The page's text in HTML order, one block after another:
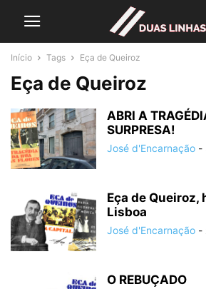
Início Tags Eça de Queiroz
Eça de Queiroz
ABRI A
SURPRESA!
José d'Encarnação -
Eça de Queiroz,
Lisboa
José d'Encarnação -
O REBUÇADO